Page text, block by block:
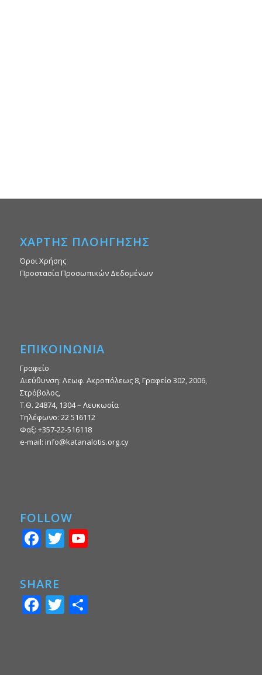
ΧΑΡΤΗΣ ΠΛΟΗΓΗΣΗΣ
Όροι Χρήσης
Προστασία Προσωπικών Δεδομένων
ΕΠΙΚΟΙΝΩΝΙΑ
Γραφείο
Διεύθυνση: Λεωφ. Ακροπόλεως 8, Γραφείο 302, 2006,
Στρόβολος,
Τ.Θ. 24874, 1304 – Λευκωσία
Τηλέφωνο: 22 516112
Φαξ: +357-22-516118
e-mail: info@katanalotis.org.cy
FOLLOW
Facebook
Twitter
YouTube
SHARE
Facebook
Twitter
Share